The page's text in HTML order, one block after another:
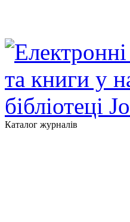
Каталог журналів